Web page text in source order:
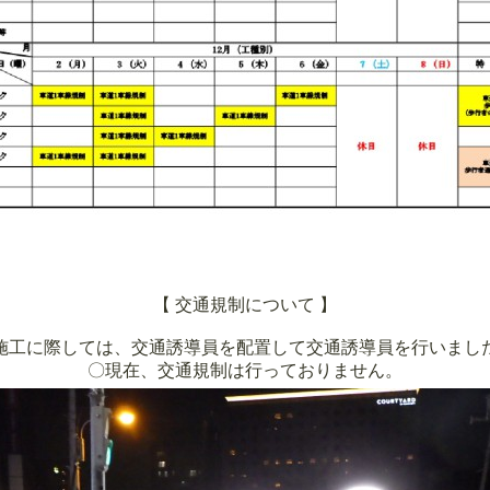
【 交通規制について 】
工に際しては、交通誘導員を配置して交通誘導員を行いまし
〇現在、交通規制は行っておりません。